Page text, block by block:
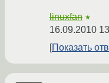
linuxfan ★
16.09.2010
Показать